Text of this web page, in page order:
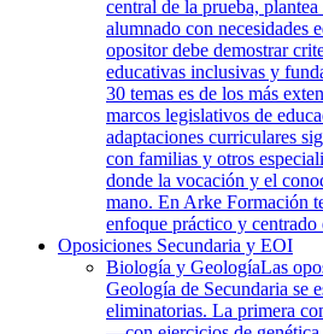
central de la prueba,
alumnado con necesidades
opositor debe demostrar
educativas inclusivas y
30 temas es de los más
marcos legislativos de
adaptaciones curriculares
con familias y otros
donde la vocación y el
mano. En Arke Formación
enfoque práctico y centrado
Oposiciones Secundaria y EOI
Biología y GeologíaLas
Geología de Secundaria se
eliminatorias. La primera